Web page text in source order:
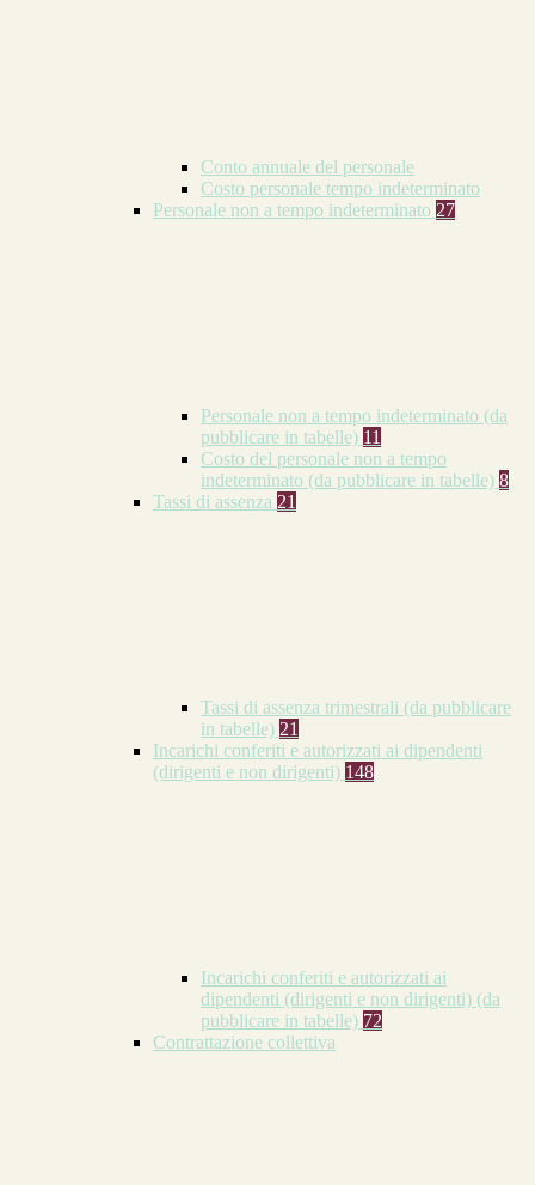
Conto annuale del personale
Costo personale tempo indeterminato
Personale non a tempo indeterminato 27
Personale non a tempo indeterminato (da
pubblicare in tabelle) 11
Costo del personale non a tempo
indeterminato (da pubblicare in tabelle) 8
Tassi di assenza 21
Tassi di assenza trimestrali (da pubblicare
in tabelle) 21
Incarichi conferiti e autorizzati ai dipendenti
(dirigenti e non dirigenti) 148
Incarichi conferiti e autorizzati ai
dipendenti (dirigenti e non dirigenti) (da
pubblicare in tabelle) 72
Contrattazione collettiva